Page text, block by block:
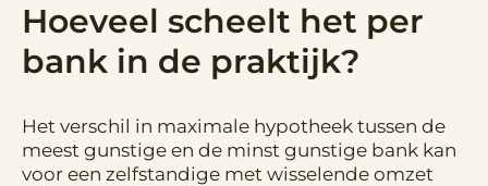
Hoeveel scheelt het per
bank in de praktijk?
Het verschil in maximale hypotheek tussen de
meest gunstige en de minst gunstige bank kan
voor een zelfstandige met wisselende omzet